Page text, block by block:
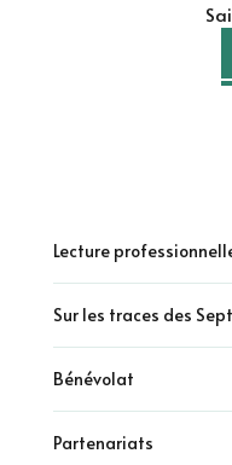
Lecture
Sur les traces des
Bénévolat
Partenariats